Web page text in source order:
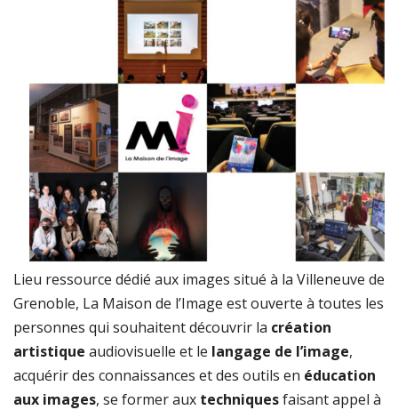
Lieu ressource dédié aux images situé à la Villeneuve de
Grenoble, La Maison de l’Image est ouverte à toutes les
personnes qui souhaitent découvrir la création
artistique audiovisuelle et le langage de l’image,
acquérir des connaissances et des outils en éducation
aux images, se former aux techniquesfaisant appel à